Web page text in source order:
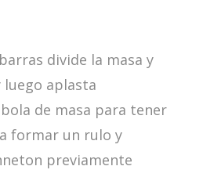
divide la masa y
aplasta
de masa para tener
formar un rulo y
previamente